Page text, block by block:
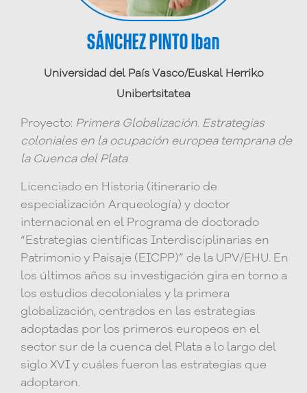
SÁNCHEZ PINTO Iban
Universidad del País Vasco/Euskal Herriko
Unibertsitatea
Proyecto: Primera Globalización. Estrategias
coloniales en la ocupación europea temprana de
la Cuenca del Plata
Licenciado en Historia (itinerario de
especialización Arqueología) y doctor
internacional en el Programa de doctorado
“Estrategias científicas Interdisciplinarias en
Patrimonio y Paisaje (EICPP)” de la UPV/EHU. En
los últimos años su investigación gira en torno a
los estudios decoloniales y la primera
globalización, centrados en las estrategias
adoptadas por los primeros europeos en el
sector sur de la cuenca del Plata a lo largo del
siglo XVI y cuáles fueron las estrategias que
adoptaron.